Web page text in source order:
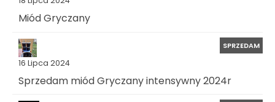
Miód Gryczany
16 Lipca 2024
SPRZEDAM
Sprzedam miód Gryczany intensywny 2024r